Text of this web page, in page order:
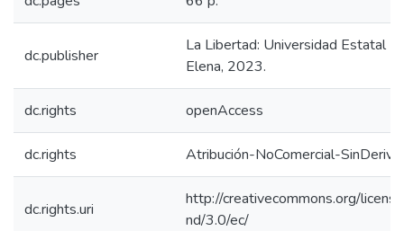
dc.publisher
La Libertad: Universidad Estatal
Elena, 2023.
dc.rights openAccess
dc.rights Atribución-NoComercial-
dc.rights.uri
http://creativecommons.org/
nd/3.0/ec/